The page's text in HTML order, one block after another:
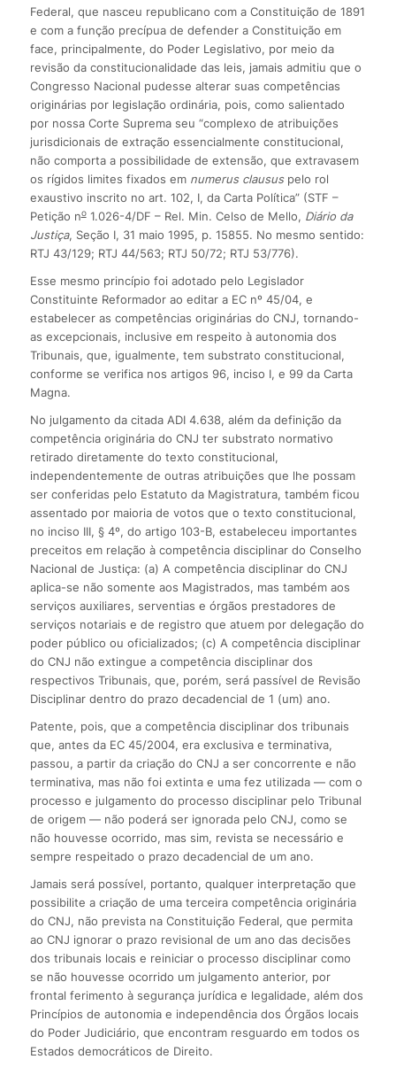
Federal, que nasceu republicano com a Constituição de 1891
e com a função precípua de defender a Constituição em
face, principalmente, do Poder Legislativo, por meio da
revisão da constitucionalidade das leis, jamais admitiu que o
Congresso Nacional pudesse alterar suas competências
originárias por legislação ordinária, pois, como salientado
por nossa Corte Suprema seu “complexo de atribuições
jurisdicionais de extração essencialmente constitucional,
não comporta a possibilidade de extensão, que extravasem
os rígidos limites fixados em numerus claususpelo rol
exaustivo inscrito no art. 102, I, da Carta Política” (STF –
Petição no1.026-4/DF – Rel. Min. Celso de Mello, Diário da
Justiça, Seção I, 31 maio 1995, p. 15855. No mesmo sentido:
RTJ 43/129; RTJ 44/563; RTJ 50/72; RTJ 53/776).
Esse mesmo princípio foi adotado pelo Legislador
Constituinte Reformador ao editar a EC nº 45/04, e
estabelecer as competências originárias do CNJ, tornando-
as excepcionais, inclusive em respeito à autonomia dos
Tribunais, que, igualmente, tem substrato constitucional,
conforme se verifica nos artigos 96, inciso I, e 99 da Carta
Magna.
No julgamento da citada ADI 4.638, além da definição da
competência originária do CNJ ter substrato normativo
retirado diretamente do texto constitucional,
independentemente de outras atribuições que lhe possam
ser conferidas pelo Estatuto da Magistratura, também ficou
assentado por maioria de votos que o texto constitucional,
no inciso III, § 4º, do artigo 103-B, estabeleceu importantes
preceitos em relação à competência disciplinar do Conselho
Nacional de Justiça: (a) A competência disciplinar do CNJ
aplica-se não somente aos Magistrados, mas também aos
serviços auxiliares, serventias e órgãos prestadores de
serviços notariais e de registro que atuem por delegação do
poder público ou oficializados; (c) A competência disciplinar
do CNJ não extingue a competência disciplinar dos
respectivos Tribunais, que, porém, será passível de Revisão
Disciplinar dentro do prazo decadencial de 1 (um) ano.
Patente, pois, que a competência disciplinar dos tribunais
que, antes da EC 45/2004, era exclusiva e terminativa,
passou, a partir da criação do CNJ a ser concorrente e não
terminativa, mas não foi extinta e uma fez utilizada — com o
processo e julgamento do processo disciplinar pelo Tribunal
de origem — não poderá ser ignorada pelo CNJ, como se
não houvesse ocorrido, mas sim, revista se necessário e
sempre respeitado o prazo decadencial de um ano.
Jamais será possível, portanto, qualquer interpretação que
possibilite a criação de uma terceira competência originária
do CNJ, não prevista na Constituição Federal, que permita
ao CNJ ignorar o prazo revisional de um ano das decisões
dos tribunais locais e reiniciar o processo disciplinar como
se não houvesse ocorrido um julgamento anterior, por
frontal ferimento à segurança jurídica e legalidade, além dos
Princípios de autonomia e independência dos Órgãos locais
do Poder Judiciário, que encontram resguardo em todos os
Estados democráticos de Direito.